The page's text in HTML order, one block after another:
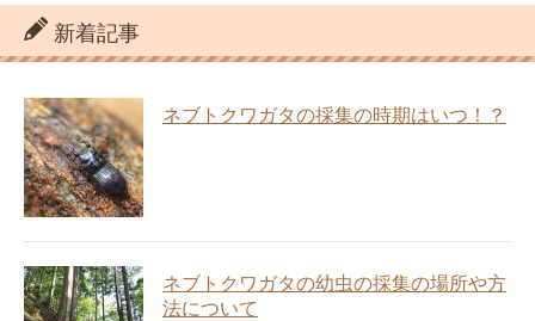
新着記事
ネブトクワガタの採集の時期はいつ！？
ネブトクワガタの幼虫の採集の場所や方
法について